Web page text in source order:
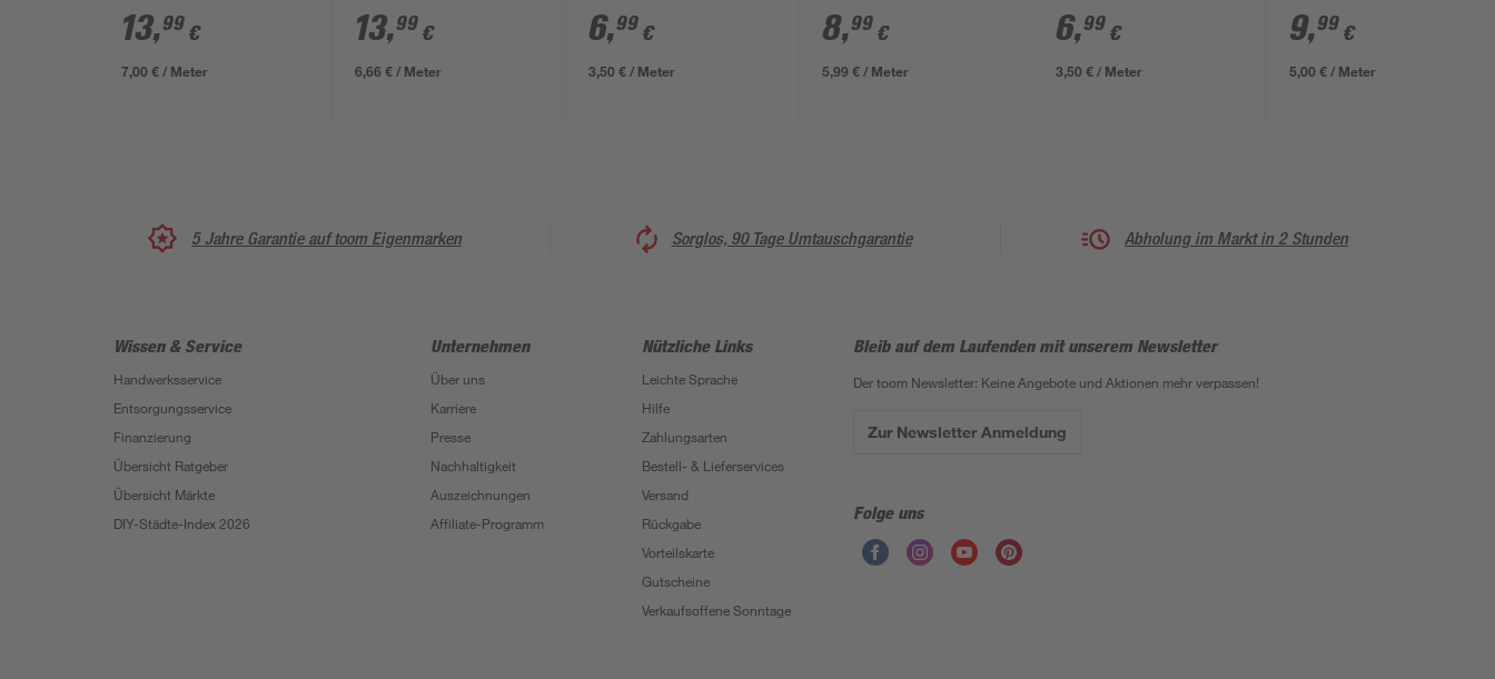
13,99 €
7,00 € / Meter
13,99 €
6,66 € / Meter
6,99 €
3,50 € / Meter
weiß/transparent
gestreift 45 x 150 cm
8,99 €
5,99 € / Meter
cm
6,99 €
3,50 € / Meter
67,5 x 200 cm
9,99 €
5,00 € / Meter
5 Jahre Garantie auf toom Eigenmarken Sorglos, 90 Tage Umtauschgarantie Abholung im Markt in 2 Stunden
Wissen & Service
Handwerksservice
Entsorgungsservice
Finanzierung
Übersicht Ratgeber
Übersicht Märkte
DIY-Städte-Index 2026
Unternehmen
Über uns
Karriere
Presse
Nachhaltigkeit
Auszeichnungen
Affiliate-Programm
Nützliche Links
Leichte Sprache
Hilfe
Zahlungsarten
Bestell- & Lieferservices
Versand
Rückgabe
Vorteilskarte
Gutscheine
Verkaufsoffene Sonntage
Bleib auf dem Laufenden mit unserem Newsletter
Der toom Newsletter: Keine Angebote und Aktionen mehr verpassen!
Zur Newsletter Anmeldung
Folge uns